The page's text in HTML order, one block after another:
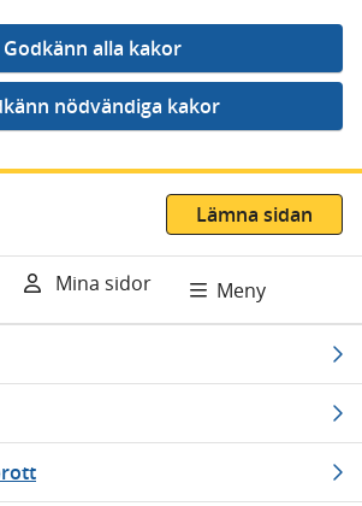
Lämna sidan
Mina sidor Meny